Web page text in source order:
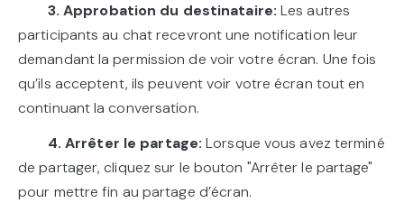
3. Approbation du destinataire: Les autres
participants au chat recevront une notification leur
demandant la permission de voir votre écran. Une fois
qu’ils acceptent, ils peuvent voir votre écran tout en
continuant la conversation.
4. Arrêter le partage:Lorsque vous avez terminé
de partager, cliquez sur le bouton "Arrêter le partage"
pour mettre fin au partage d’écran.